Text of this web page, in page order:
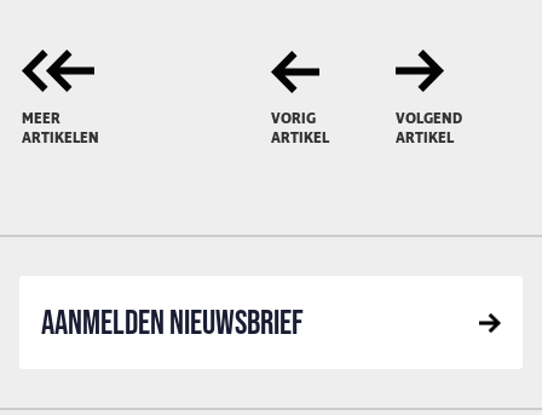
MEER
ARTIKELEN
VORIG
ARTIKEL
VOLGEND
ARTIKEL
AANMELDEN NIEUWSBRIEF